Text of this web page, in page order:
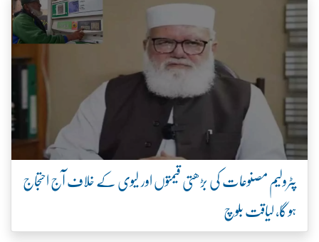
پٹرولیم مصنوعات کی بڑھتی قیمتوں اور لیوی کے خلاف آج احتجاج
ہو گا، لیاقت بلوچ